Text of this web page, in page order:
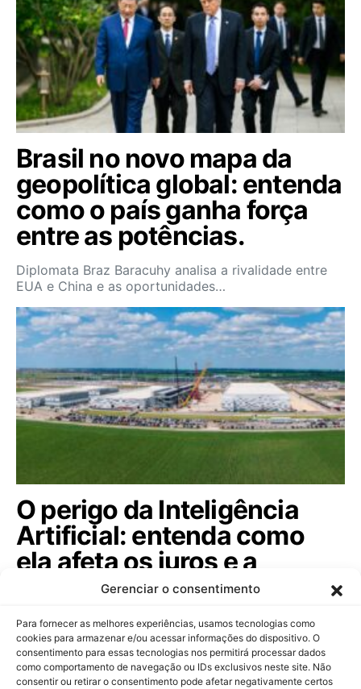
Gerenciar o consentimento
Para fornecer as melhores experiências, usamos tecnologias como
cookies para armazenar e/ou acessar informações do dispositivo. O
consentimento para essas tecnologias nos permitirá processar dados
como comportamento de navegação ou IDs exclusivos neste site. Não
consentir ou retirar o consentimento pode afetar negativamente certos
Brasil no novo mapa da
geopolítica global: entenda
como o país ganha força
entre as potências.
Diplomata Braz Baracuhy analisa a rivalidade entre
EUA e China e as oportunidades…
O perigo da Inteligência
Artificial: entenda como
ela afeta os juros e a
economia. Confira agora!
Governos e empresas enfrentam dilema entre o alto
custo da tecnologia e a falta de…